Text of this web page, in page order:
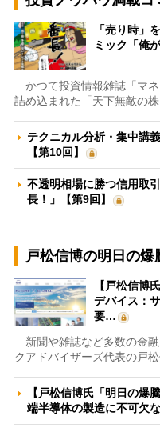
「売り時」
ミック「俺
かつて投資情報雑誌「マ
詰め込まれた「天下無敵の
テクニカル分析・集中講
【第10回】
不透明相場に勝つ信用取
長！」【第9回】
戸松信博の明日の爆
【戸松信博
デバイス：
要…
新聞や雑誌など多数の金
クアドバイザーズ代表の戸
【戸松信博氏「明日の爆
端半導体の製造に不可欠